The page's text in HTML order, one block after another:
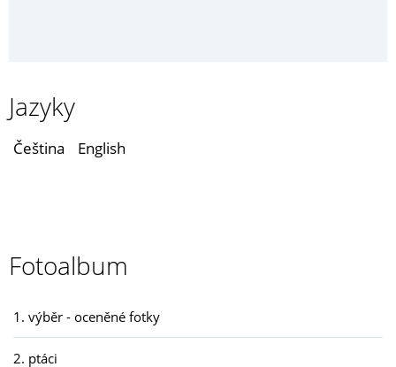
Jazyky
Čeština English
Fotoalbum
1. výběr - oceněné fotky
2. ptáci